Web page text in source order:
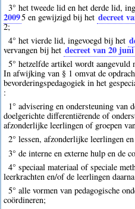
3° het tweede lid en het derde lid,
20095 en gewijzigd bij het decreet
2;
4° het vierde lid, ingevoegd bij het
vervangen bij het decreet van 20
5° hetzelfde artikel wordt aangevuld
In afwijking van § 1 omvat de
bevorderingspedagogiek in het
:
1° advisering en ondersteuning van
doelgerichte differentiërende of
afzonderlijke leerlingen of groepen
2° lessen, afzonderlijke leerlingen
3° de interne en externe hulp en de
4° speciaal materiaal of speciale
leerkrachten en/of de leerlingen
5° alle vormen van pedagogische
coördineren;